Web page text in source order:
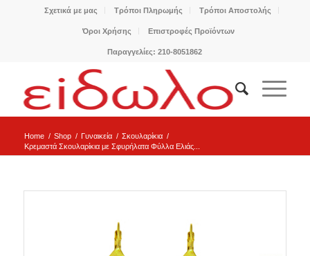
Σχετικά με μας Τρόποι Πληρωμής Τρόποι Αποστολής
Όροι Χρήσης Επιστροφές Προϊόντων
Παραγγελίες: 210-8051862
Home / Shop / Γυναικεία / Σκουλαρίκια /
Κρεμαστά Σκουλαρίκια με Σφυρήλατα Φύλλα Ελιάς...